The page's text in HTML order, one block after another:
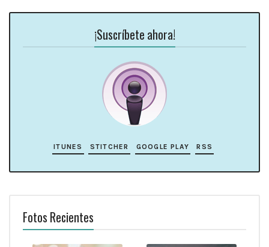
¡Suscríbete ahora!
ITUNES STITCHER GOOGLE PLAY RSS
Fotos Recientes